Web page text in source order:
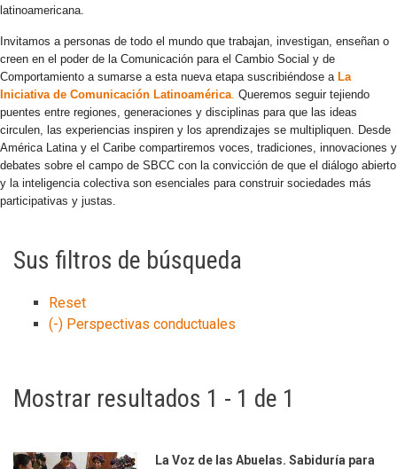
latinoamericana.
Invitamos a personas de todo el mundo que trabajan, investigan, enseñan o
creen en el poder de la Comunicación para el Cambio Social y de
Comportamiento a sumarse a esta nueva etapa suscribiéndose a La
Iniciativa de Comunicación Latinoamérica. Queremos seguir tejiendo
puentes entre regiones, generaciones y disciplinas para que las ideas
circulen, las experiencias inspiren y los aprendizajes se multipliquen. Desde
América Latina y el Caribe compartiremos voces, tradiciones, innovaciones y
debates sobre el campo de SBCC con la convicción de que el diálogo abierto
y la inteligencia colectiva son esenciales para construir sociedades más
participativas y justas.
Sus filtros de búsqueda
Reset
(-) Perspectivas conductuales
Mostrar resultados 1 - 1 de 1
La Voz de las Abuelas. Sabiduría para